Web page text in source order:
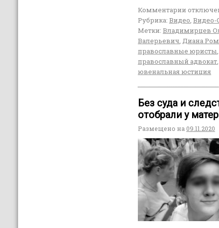
Комментарии
Рубрика: Видео, Видео-
Метки: Владимирцев
Валерьевич, Диана
православные юристы
православный адвокат
ювенальная юстиция
Без суда и
отобрали у
Размещено на 09.11.2020